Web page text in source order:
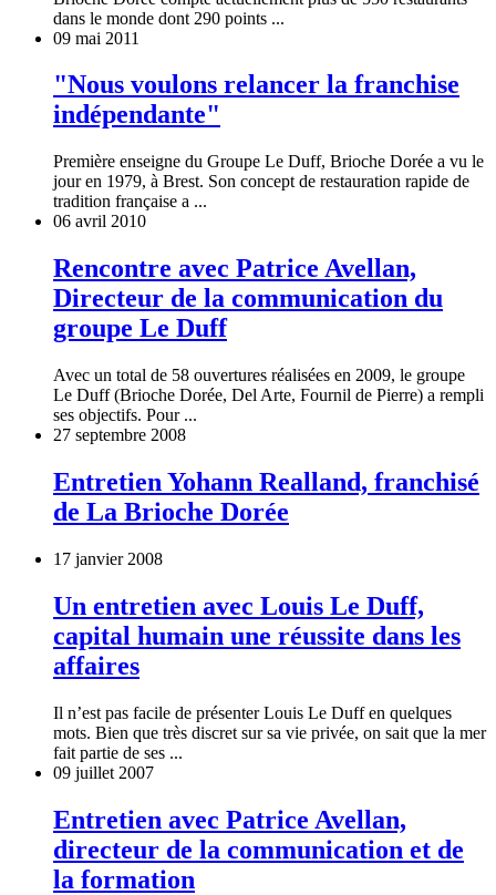
dans le monde dont 290 points ...
09 mai 2011
"Nous voulons relancer la franchise
indépendante"
Première enseigne du Groupe Le Duff, Brioche Dorée a vu le
jour en 1979, à Brest. Son concept de restauration rapide de
tradition française a ...
06 avril 2010
Rencontre avec Patrice Avellan,
Directeur de la communication du
groupe Le Duff
Avec un total de 58 ouvertures réalisées en 2009, le groupe
Le Duff (Brioche Dorée, Del Arte, Fournil de Pierre) a rempli
ses objectifs. Pour ...
27 septembre 2008
Entretien Yohann Realland, franchisé
de La Brioche Dorée
17 janvier 2008
Un entretien avec Louis Le Duff,
capital humain une réussite dans les
affaires
Il n’est pas facile de présenter Louis Le Duff en quelques
mots. Bien que très discret sur sa vie privée, on sait que la mer
fait partie de ses ...
09 juillet 2007
Entretien avec Patrice Avellan,
directeur de la communication et de
la formation